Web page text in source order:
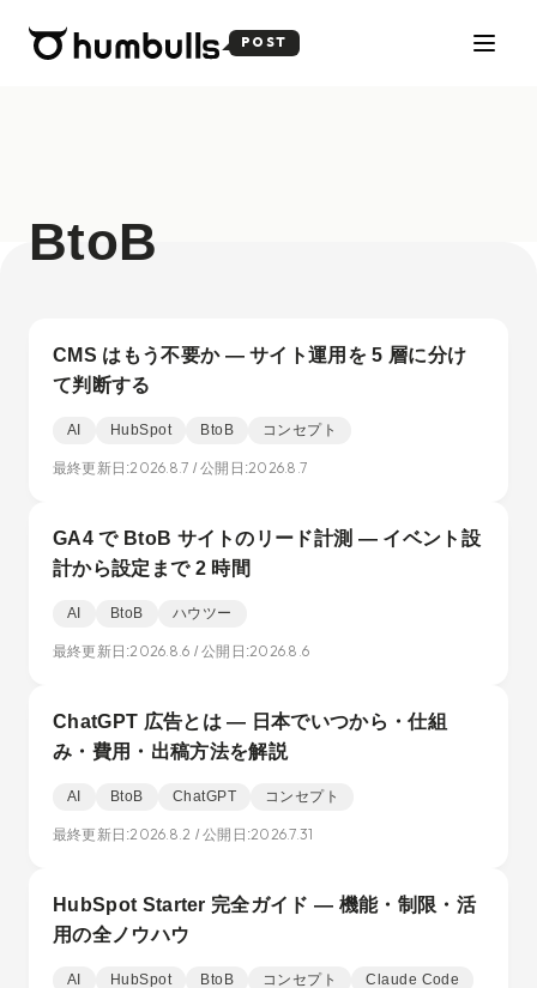
POST
BtoB
CMS はもう不要か — サイト運用を 5 層に分け
て判断する
AI HubSpot BtoB コンセプト
最終更新日:2026.8.7 / 公開日:2026.8.7
GA4 で BtoB サイトのリード計測 — イベント設
計から設定まで 2 時間
AI BtoB ハウツー
最終更新日:2026.8.6 / 公開日:2026.8.6
ChatGPT 広告とは — 日本でいつから・仕組
み・費用・出稿方法を解説
AI BtoB ChatGPT コンセプト
最終更新日:2026.8.2 / 公開日:2026.7.31
HubSpot Starter 完全ガイド — 機能・制限・活
用の全ノウハウ
AI HubSpot BtoB コンセプト Claude Code